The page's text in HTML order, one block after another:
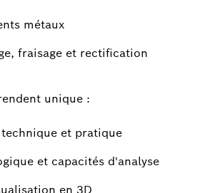
métaux
fraisage et rectification
unique :
et pratique
et capacités d'analyse
en 3D